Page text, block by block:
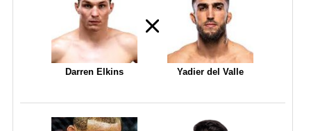
Darren Elkins Yadier del Valle